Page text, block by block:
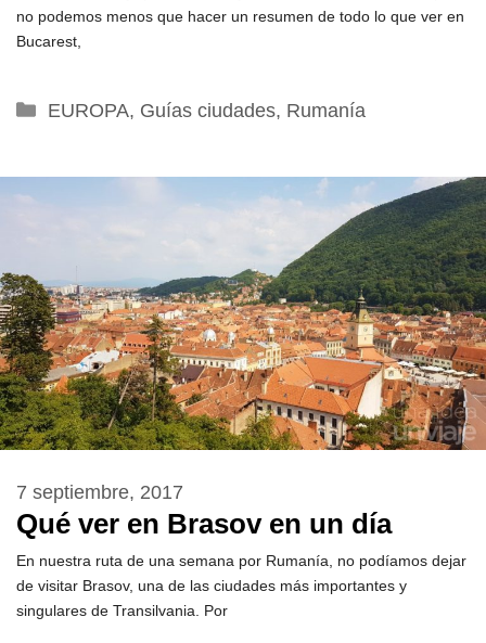
no podemos menos que hacer un resumen de todo lo que ver en
Bucarest,
Categorías
EUROPA, Guías ciudades, Rumanía
Qué ver en Brasov en un día
7 septiembre, 2017
En nuestra ruta de una semana por Rumanía, no podíamos dejar
de visitar Brasov, una de las ciudades más importantes y
singulares de Transilvania. Por